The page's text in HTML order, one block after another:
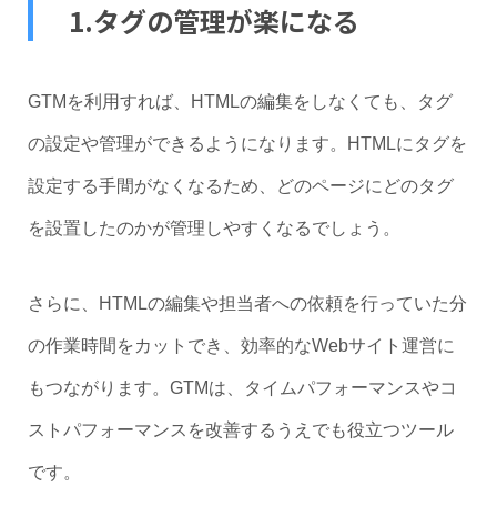
1.タグの管理が楽になる
GTMを利用すれば、HTMLの編集をしなくても、タグ
の設定や管理ができるようになります。HTMLにタグを
設定する手間がなくなるため、どのページにどのタグ
を設置したのかが管理しやすくなるでしょう。
さらに、HTMLの編集や担当者への依頼を行っていた分
の作業時間をカットでき、効率的なWebサイト運営に
もつながります。GTMは、タイムパフォーマンスやコ
ストパフォーマンスを改善するうえでも役立つツール
です。